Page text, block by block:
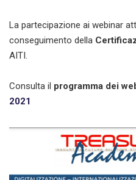
La partecipazione ai webinar
conseguimento della
AITI.
Consulta il programma dei
2021